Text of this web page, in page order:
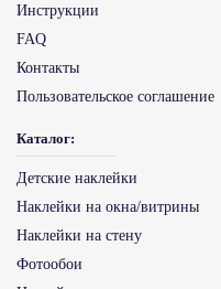
Инструкции
FAQ
Контакты
Пользовательское соглашение
Каталог:
Детские наклейки
Наклейки на окна/витрины
Наклейки на стену
Фотообои